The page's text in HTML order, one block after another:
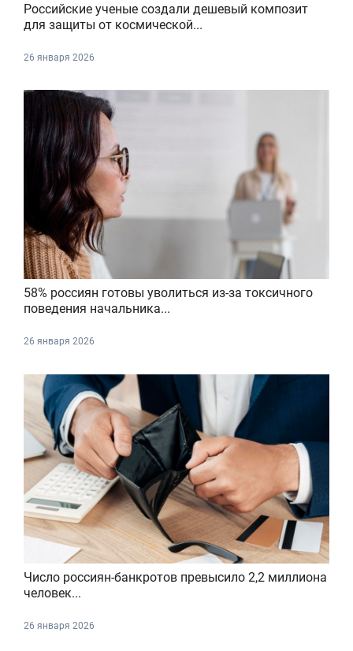
Российские ученые создали дешевый композит
для защиты от космической...
26 января 2026
58% россиян готовы уволиться из-за токсичного
поведения начальника...
26 января 2026
Число россиян-банкротов превысило 2,2 миллиона
человек...
26 января 2026